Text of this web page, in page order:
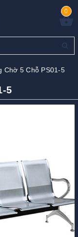
0
Chờ 5 Chỗ PS01-5
5